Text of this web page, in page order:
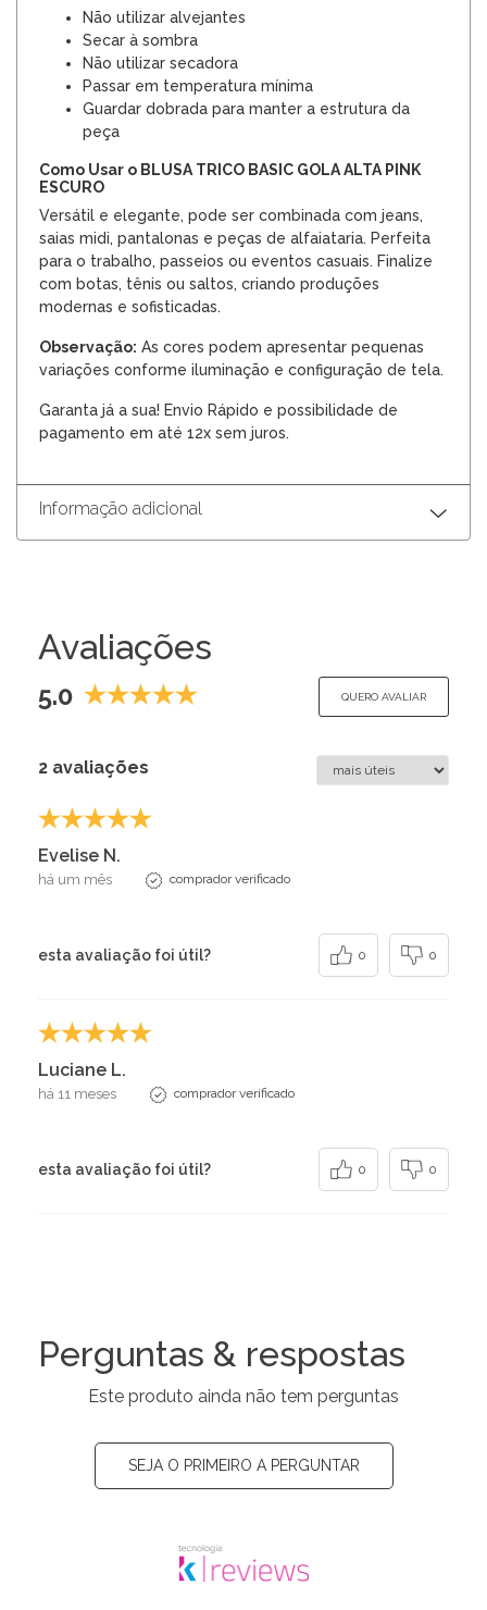
Não utilizar alvejantes
Secar à sombra
Não utilizar secadora
Passar em temperatura mínima
Guardar dobrada para manter a estrutura da
peça
Como Usar o BLUSA TRICO BASIC GOLA ALTA PINK
ESCURO
Versátil e elegante, pode ser combinada com jeans,
saias midi, pantalonas e peças de alfaiataria. Perfeita
para o trabalho, passeios ou eventos casuais. Finalize
com botas, tênis ou saltos, criando produções
modernas e sofisticadas.
Observação: As cores podem apresentar pequenas
variações conforme iluminação e configuração de tela.
Garanta já a sua! Envio Rápido e possibilidade de
pagamento em até 12x sem juros.
Informação adicional
Avaliações
5.0 QUERO AVALIAR
2 avaliações
Evelise N.
há um mês comprador verificado
esta avaliação foi útil? 0 0
Luciane L.
há 11 meses comprador verificado
esta avaliação foi útil? 0 0
Perguntas & respostas
Este produto ainda não tem perguntas
SEJA O PRIMEIRO A PERGUNTAR